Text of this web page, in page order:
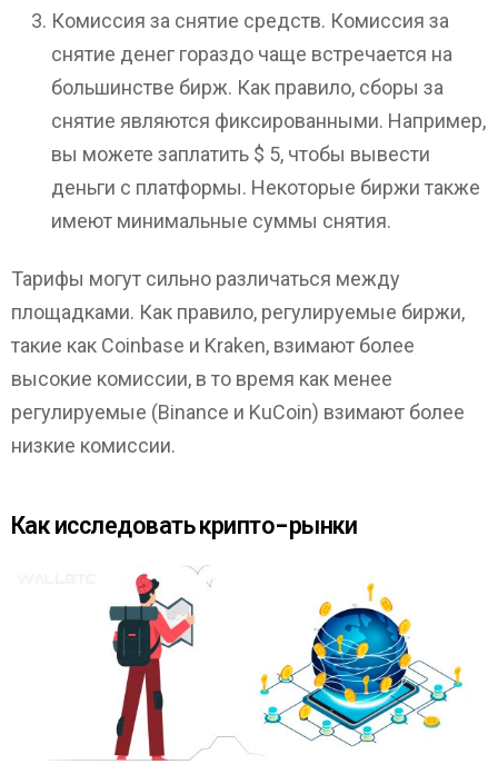
Комиссия за снятие средств. Комиссия за
снятие денег гораздо чаще встречается на
большинстве бирж. Как правило, сборы за
снятие являются фиксированными. Например,
вы можете заплатить $ 5, чтобы вывести
деньги с платформы. Некоторые биржи также
имеют минимальные суммы снятия.
Тарифы могут сильно различаться между
площадками. Как правило, регулируемые биржи,
такие как Coinbase и Kraken, взимают более
высокие комиссии, в то время как менее
регулируемые (Binance и KuCoin) взимают более
низкие комиссии.
Как исследовать крипто-рынки